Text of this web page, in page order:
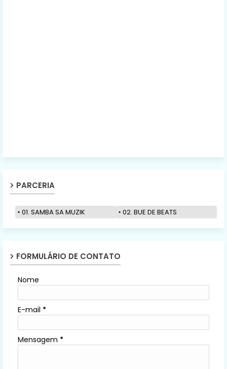
PARCERIA
01. SAMBA SA MUZIK 02. BUE DE BEATS
FORMULÁRIO DE CONTATO
Nome
E-mail *
Mensagem *